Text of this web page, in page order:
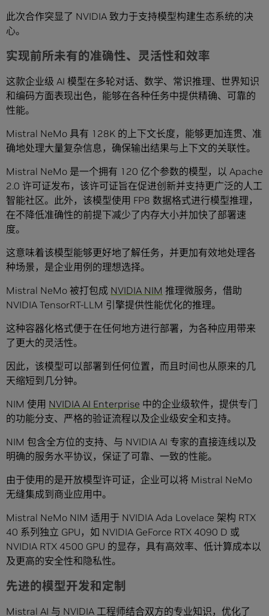
此次合作突显了 NVIDIA 致力于支持模型构建生态系统的决
心。
实现前所未有的准确性、灵活性和效率
这款企业级 AI 模型在多轮对话、数学、常识推理、世界知识
和编码方面表现出色，能够在各种任务中提供精确、可靠的
性能。
Mistral NeMo 具有 128K 的上下文长度，能够更加连贯、准
确地处理大量复杂信息，确保输出结果与上下文的关联性。
Mistral NeMo 是一个拥有 120 亿个参数的模型，以 Apache
2.0 许可证发布，该许可证旨在促进创新并支持更广泛的人工
智能社区。此外，该模型使用 FP8 数据格式进行模型推理，
在不降低准确性的前提下减少了内存大小并加快了部署速
度。
这意味着该模型能够更好地了解任务，并更加有效地处理各
种场景，是企业用例的理想选择。
Mistral NeMo 被打包成 NVIDIA NIM 推理微服务，借助
NVIDIA TensorRT-LLM 引擎提供性能优化的推理。
这种容器化格式便于在任何地方进行部署，为各种应用带来
了更大的灵活性。
因此，该模型可以部署到任何位置，而且时间也从原来的几
天缩短到几分钟。
NIM 使用 NVIDIA AI Enterprise 中的企业级软件，提供专门
的功能分支、严格的验证流程以及企业级安全和支持。
NIM 包含全方位的支持、与 NVIDIA AI 专家的直接连线以及
明确的服务水平协议，保证了可靠、一致的性能。
由于使用的是开放模型许可证，企业可以将 Mistral NeMo
无缝集成到商业应用中。
Mistral NeMo NIM 适用于 NVIDIA Ada Lovelace 架构 RTX
40 系列独立 GPU，如 NVIDIA GeForce RTX 4090 D 或
NVIDIA RTX 4500 GPU 的显存，具有高效率、低计算成本以
及更高的安全性和隐私性。
先进的模型开发和定制
Mistral AI 与 NVIDIA 工程师结合双方的专业知识，优化了